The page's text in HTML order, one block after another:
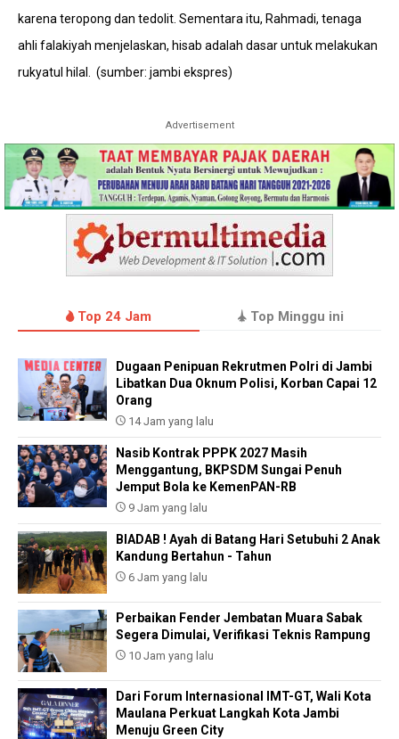
karena teropong dan tedolit. Sementara itu, Rahmadi, tenaga
ahli falakiyah menjelaskan, hisab adalah dasar untuk melakukan
rukyatul hilal. (sumber: jambi ekspres)
Advertisement
Top 24 Jam Top Minggu ini
Dugaan Penipuan Rekrutmen Polri di Jambi
Libatkan Dua Oknum Polisi, Korban Capai 12
Orang
14 Jam yang lalu
Nasib Kontrak PPPK 2027 Masih
Menggantung, BKPSDM Sungai Penuh
Jemput Bola ke KemenPAN-RB
9 Jam yang lalu
BIADAB ! Ayah di Batang Hari Setubuhi 2 Anak
Kandung Bertahun - Tahun
6 Jam yang lalu
Perbaikan Fender Jembatan Muara Sabak
Segera Dimulai, Verifikasi Teknis Rampung
10 Jam yang lalu
Dari Forum Internasional IMT-GT, Wali Kota
Maulana Perkuat Langkah Kota Jambi
Menuju Green City